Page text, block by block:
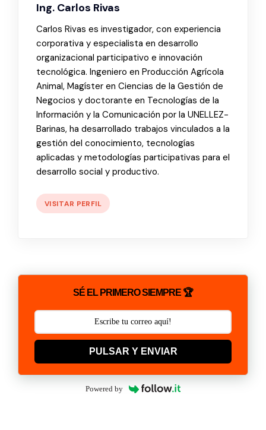
Ing. Carlos Rivas
Carlos Rivas es investigador, con experiencia
corporativa y especialista en desarrollo
organizacional participativo e innovación
tecnológica. Ingeniero en Producción Agrícola
Animal, Magíster en Ciencias de la Gestión de
Negocios y doctorante en Tecnologías de la
Información y la Comunicación por la UNELLEZ-
Barinas, ha desarrollado trabajos vinculados a la
gestión del conocimiento, tecnologías
aplicadas y metodologías participativas para el
desarrollo social y productivo.
VISITAR PERFIL
SÉ EL PRIMERO SIEMPRE 🏆
PULSAR Y ENVIAR
Powered by